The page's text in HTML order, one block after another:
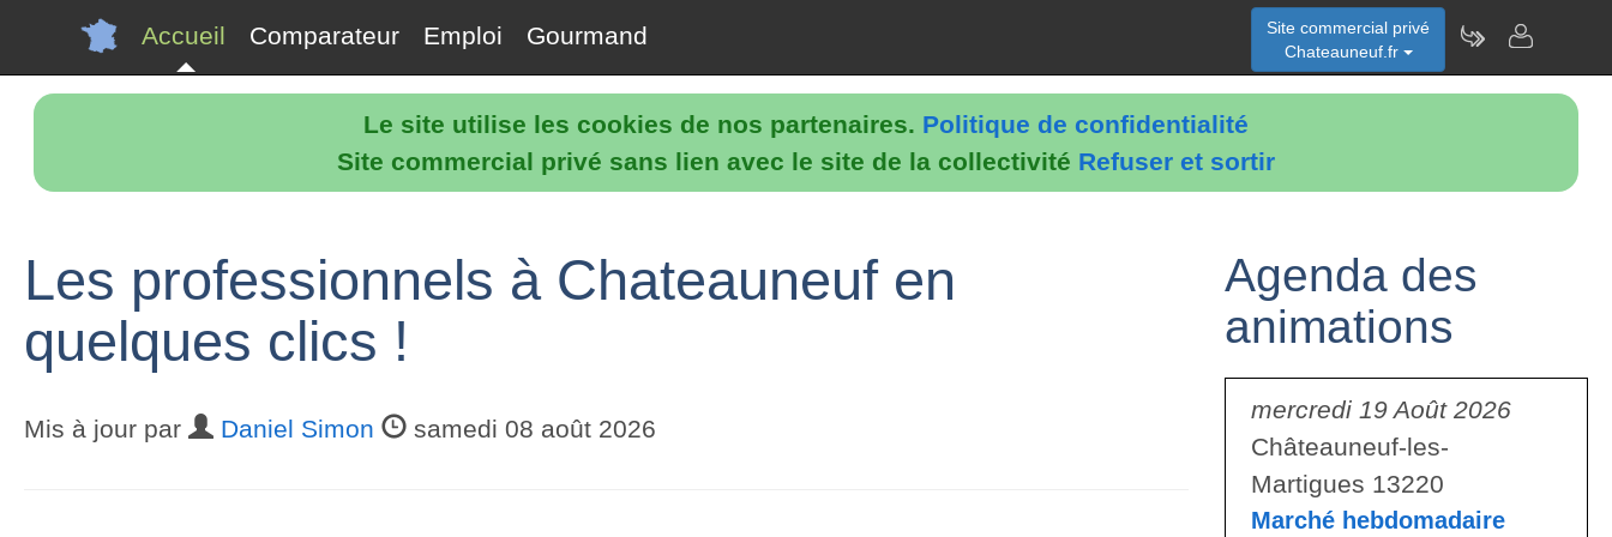
Le site utilise les cookies de nos partenaires. Politique de confidentialité
Site commercial privé sans lien avec le site de la collectivité Refuser et sortir
Accueil Comparateur Emploi Gourmand
Site commercial privé
Chateauneuf.fr
Les professionnels à Chateauneuf en
quelques clics !
Mis à jour par Daniel Simon samedi 08 août 2026
Agenda des
animations
mercredi 19 Août 2026
Châteauneuf-les-
Martigues 13220
Marché hebdomadaire